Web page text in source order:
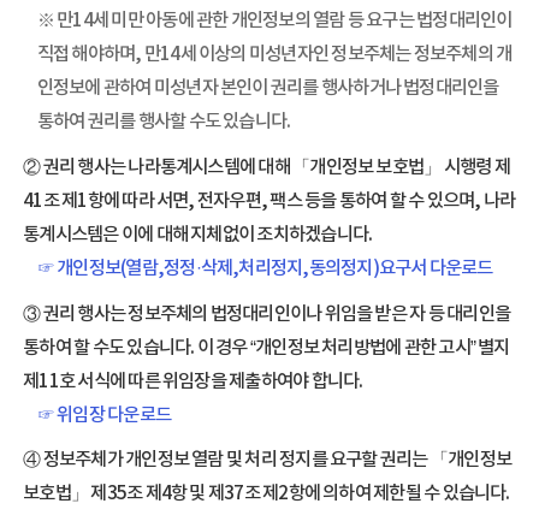
※ 만14세 미만 아동에 관한 개인정보의 열람 등 요구는 법정대리인이
직접 해야하며, 만14세 이상의 미성년자인 정보주체는 정보주체의 개
인정보에 관하여 미성년자 본인이 권리를 행사하거나 법정대리인을
통하여 권리를 행사할 수도 있습니다.
② 권리 행사는 나라통계시스템에 대해 「개인정보 보호법」 시행령 제
41조 제1항에 따라 서면, 전자우편, 팩스 등을 통하여 할 수 있으며, 나라
통계시스템은 이에 대해 지체없이 조치하겠습니다.
☞ 개인정보(열람,정정·삭제,처리정지,동의정지)요구서 다운로드
③ 권리 행사는 정보주체의 법정대리인이나 위임을 받은 자 등 대리인을
통하여 할 수도 있습니다. 이 경우 “개인정보 처리방법에 관한 고시” 별지
제11호 서식에 따른 위임장을 제출하여야 합니다.
☞ 위임장 다운로드
④ 정보주체가 개인정보 열람 및 처리 정지를 요구할 권리는 「개인정보
보호법」 제35조 제4항 및 제37조 제2항에 의하여 제한될 수 있습니다.